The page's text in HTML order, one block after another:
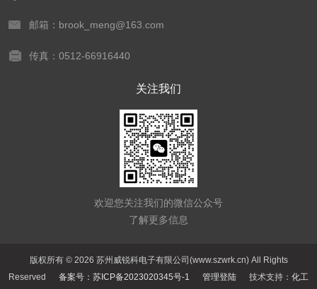
邮箱：brook_meng@163.com
传真：0512-66916440
关注我们
欢迎您关注我们的微信公众号
了解更多信息
版权所有 © 2026 苏州威锐科电子有限公司(www.szwrk.cn) All Rights
Reserved 备案号：苏ICP备2023020345号-1 管理登陆 技术支持： 化工